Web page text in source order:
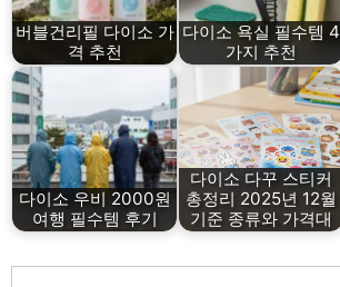
버블건리필 다이소 가
격 추천
다이소 욕실 필수템 4
가지 추천
다이소 우비 2000원
여행 필수템 후기
다이소 다꾸 스티커
총정리 2025년 12월
기준 종류와 가격대